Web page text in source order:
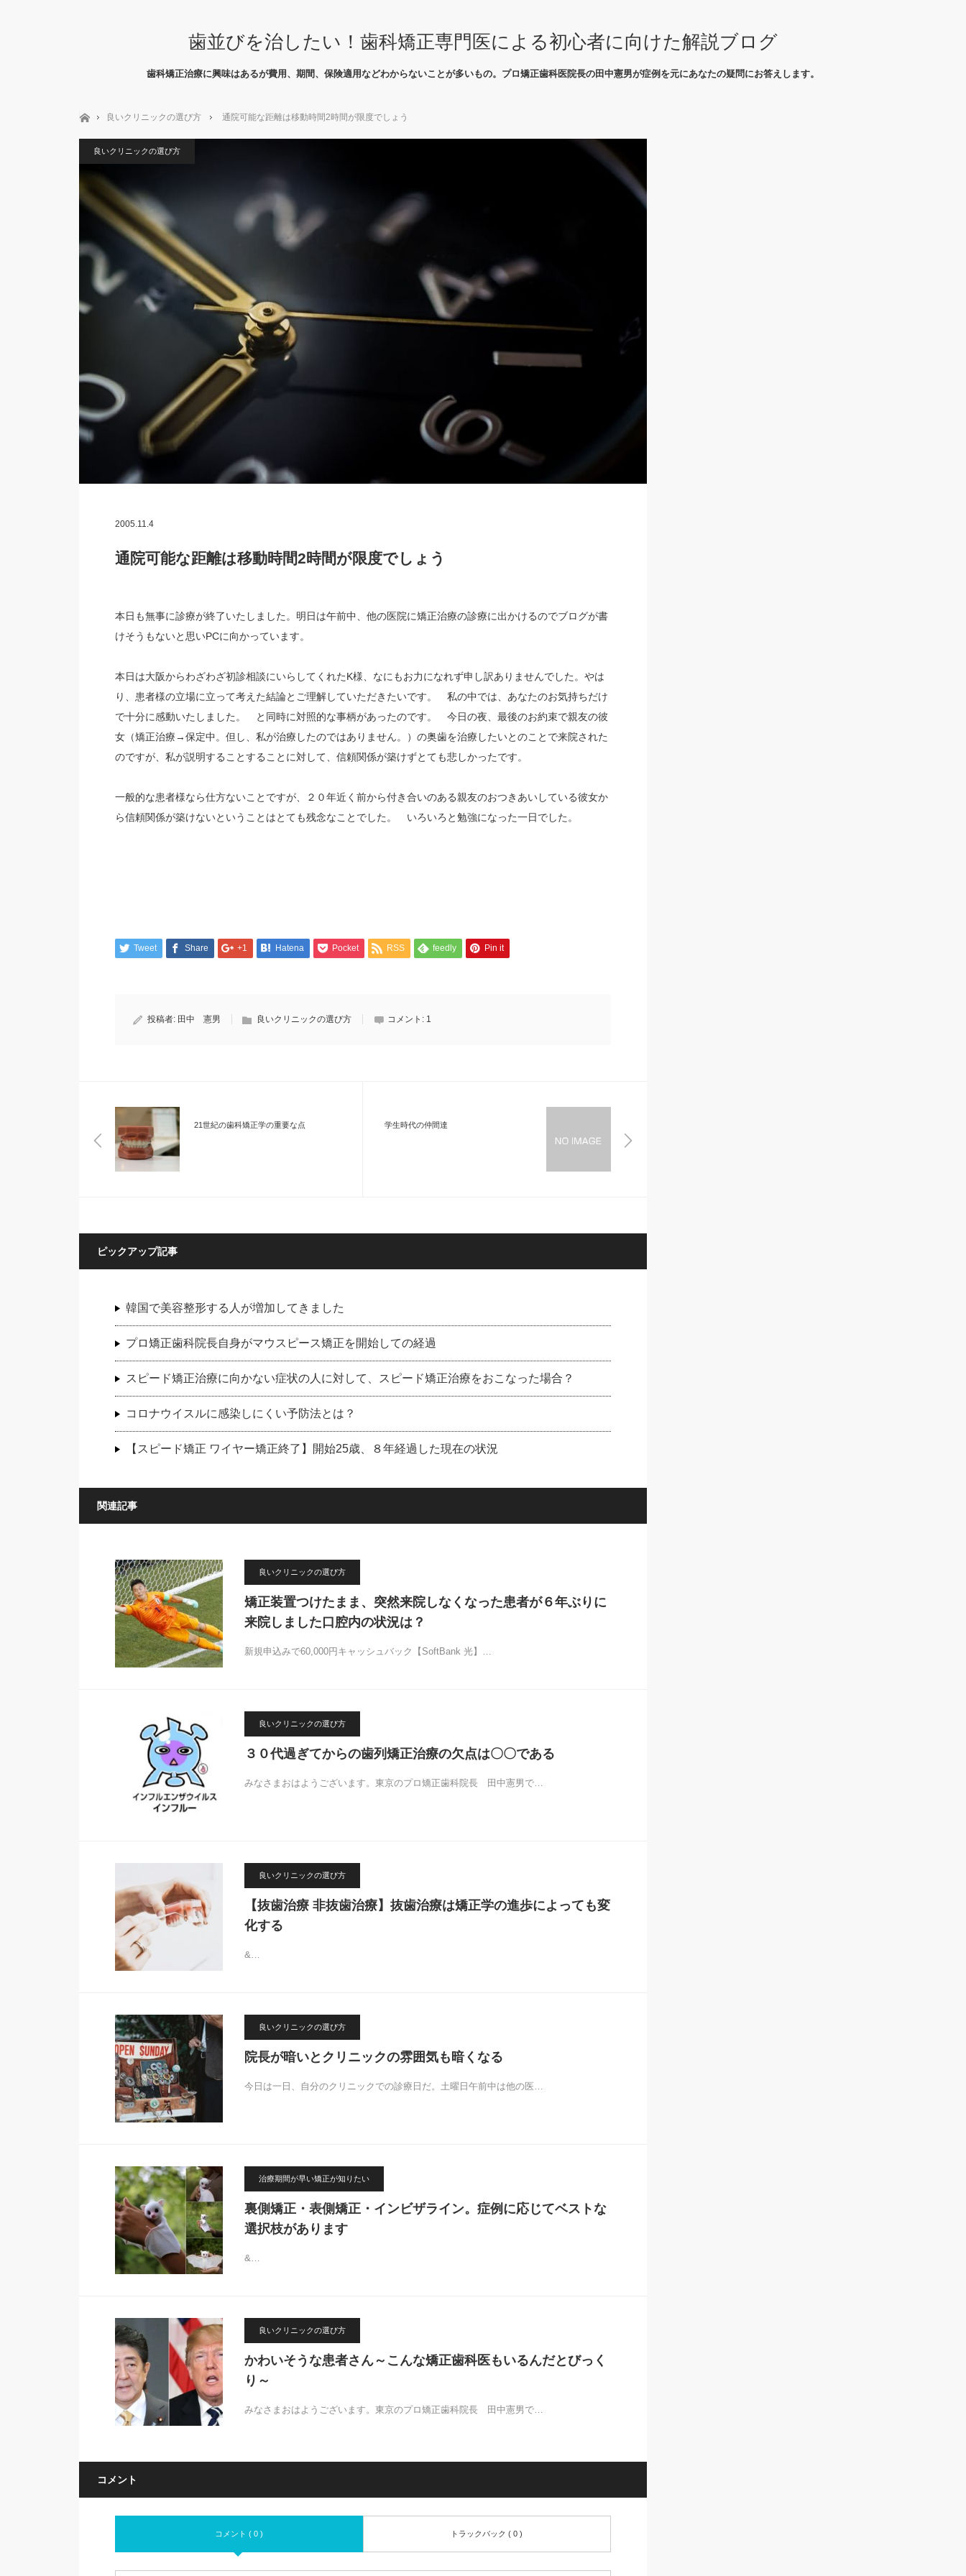
歯並びを治したい！歯科矯正専門医による初心者に向けた解説ブログ
歯科矯正治療に興味はあるが費用、期間、保険適用などわからないことが多いもの。プロ矯正歯科医院長の田中憲男が症例を元にあなたの疑問にお答えします。
ホーム良いクリニックの選び方 通院可能な距離は移動時間2時間が限度でしょう
良いクリニックの選び方
2005.11.4
通院可能な距離は移動時間2時間が限度でしょう
本日も無事に診療が終了いたしました。明日は午前中、他の医院に矯正治療の診療に出かけるのでブログが書
けそうもないと思いPCに向かっています。
本日は大阪からわざわざ初診相談にいらしてくれたK様、なにもお力になれず申し訳ありませんでした。やは
り、患者様の立場に立って考えた結論とご理解していただきたいです。 私の中では、あなたのお気持ちだけ
で十分に感動いたしました。 と同時に対照的な事柄があったのです。 今日の夜、最後のお約束で親友の彼
女（矯正治療→保定中。但し、私が治療したのではありません。）の奥歯を治療したいとのことで来院された
のですが、私が説明することすることに対して、信頼関係が築けずとても悲しかったです。
一般的な患者様なら仕方ないことですが、２０年近く前から付き合いのある親友のおつきあいしている彼女か
ら信頼関係が築けないということはとても残念なことでした。 いろいろと勉強になった一日でした。
Tweet Share +1 Hatena Pocket RSS feedly Pin it
投稿者: 田中 憲男 良いクリニックの選び方 コメント: 1
21世紀の歯科矯正学の重要な点 学生時代の仲間達
ピックアップ記事
韓国で美容整形する人が増加してきました
プロ矯正歯科院長自身がマウスピース矯正を開始しての経過
スピード矯正治療に向かない症状の人に対して、スピード矯正治療をおこなった場合？
コロナウイスルに感染しにくい予防法とは？
【スピード矯正 ワイヤー矯正終了】開始25歳、８年経過した現在の状況
関連記事
良いクリニックの選び方
矯正装置つけたまま、突然来院しなくなった患者が６年ぶりに
来院しました口腔内の状況は？
新規申込みで60,000円キャッシュバック【SoftBank 光】…
良いクリニックの選び方
３０代過ぎてからの歯列矯正治療の欠点は〇〇である
みなさまおはようございます。東京のプロ矯正歯科院長 田中憲男で…
良いクリニックの選び方
【抜歯治療 非抜歯治療】抜歯治療は矯正学の進歩によっても変
化する
&…
良いクリニックの選び方
院長が暗いとクリニックの雰囲気も暗くなる
今日は一日、自分のクリニックでの診療日だ。土曜日午前中は他の医…
治療期間が早い矯正が知りたい
裏側矯正・表側矯正・インビザライン。症例に応じてベストな
選択枝があります
&…
良いクリニックの選び方
かわいそうな患者さん～こんな矯正歯科医もいるんだとびっく
り～
みなさまおはようございます。東京のプロ矯正歯科院長 田中憲男で…
コメント
コメント ( 0 ) トラックバック ( 0 )